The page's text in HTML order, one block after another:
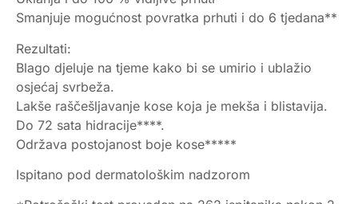
Smanjuje mogućnost povratka prhuti i do 6 tjedana**
Rezultati:
Blago djeluje na tjeme kako bi se umirio i ublažio
osjećaj svrbeža.
Lakše raščešljavanje kose koja je mekša i blistavija.
Do 72 sata hidracije****.
Održava postojanost boje kose*****
Ispitano pod dermatološkim nadzorom